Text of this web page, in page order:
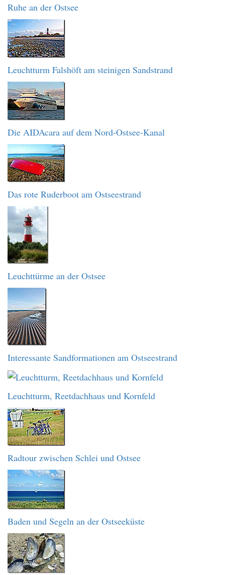
Ruhe an der Ostsee
Leuchtturm Falshöft am steinigen Sandstrand
Die AIDAcara auf dem Nord-Ostsee-Kanal
Das rote Ruderboot am Ostseestrand
Leuchttürme an der Ostsee
Interessante Sandformationen am Ostseestrand
Leuchtturm, Reetdachhaus und Kornfeld
Radtour zwischen Schlei und Ostsee
Baden und Segeln an der Ostseeküste